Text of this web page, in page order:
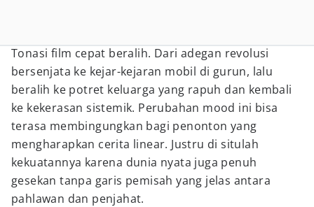
Tonasi film cepat beralih. Dari adegan revolusi
bersenjata ke kejar-kejaran mobil di gurun, lalu
beralih ke potret keluarga yang rapuh dan kembali
ke kekerasan sistemik. Perubahan mood ini bisa
terasa membingungkan bagi penonton yang
mengharapkan cerita linear. Justru di situlah
kekuatannya karena dunia nyata juga penuh
gesekan tanpa garis pemisah yang jelas antara
pahlawan dan penjahat.